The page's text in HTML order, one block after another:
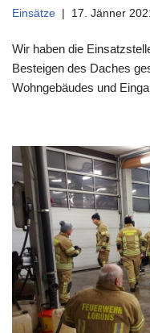
Einsätze 17. Jänner
Wir haben die
Besteigen des Daches
Wohngebäudes und